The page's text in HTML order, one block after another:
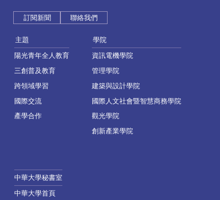
訂閱新聞 聯絡我們
主題
陽光青年全人教育
三創普及教育
跨領域學習
國際交流
產學合作
學院
資訊電機學院
管理學院
建築與設計學院
國際人文社會暨智慧商務學院
觀光學院
創新產業學院
中華大學秘書室
中華大學首頁